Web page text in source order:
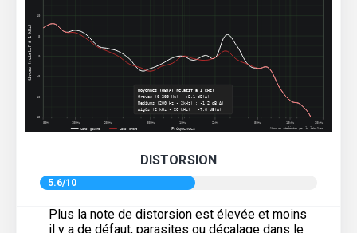
DISTORSION
5.6/10
Plus la note de distorsion est élevée et moins
il y a de défaut, parasites ou décalage dans le